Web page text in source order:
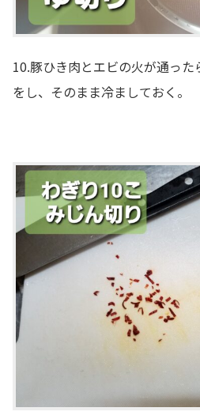
10.豚ひき肉とエビの火が通った
をし、そのまま冷ましておく。